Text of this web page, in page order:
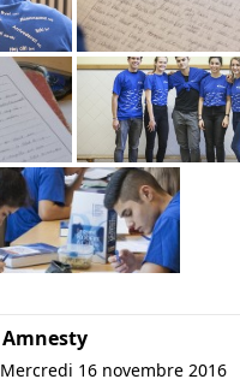
Amnesty
Mercredi 16 novembre 2016